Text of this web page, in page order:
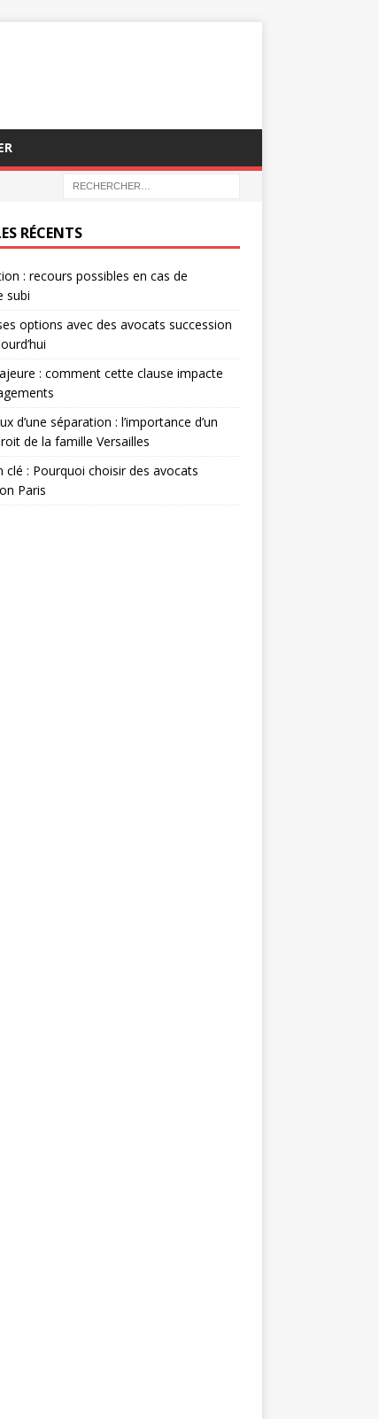
RÉCENTS
: recours possibles en cas de
subi
options avec des avocats succession
: comment cette clause impacte
d’une séparation : l’importance d’un
de la famille Versailles
clé : Pourquoi choisir des avocats
Paris